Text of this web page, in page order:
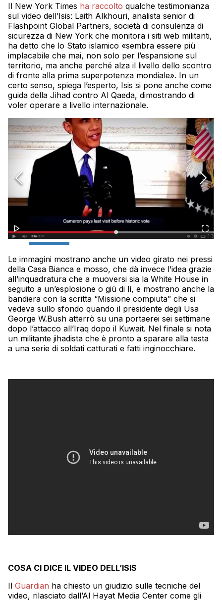
Il New York Times ha raccolto qualche testimonianza
sul video dell’Isis: Laith Alkhouri, analista senior di
Flashpoint Global Partners, società di consulenza di
sicurezza di New York che monitora i siti web militanti,
ha detto che lo Stato islamico «sembra essere più
implacabile che mai, non solo per l’espansione sul
territorio, ma anche perché alza il livello dello scontro
di fronte alla prima superpotenza mondiale». In un
certo senso, spiega l’esperto, Isis si pone anche come
guida della Jihad contro Al Qaeda, dimostrando di
voler operare a livello internazionale.
Le immagini mostrano anche un video girato nei pressi
della Casa Bianca e mosso, che dà invece l’idea grazie
all’inquadratura che a muoversi sia la White House in
seguito a un’esplosione o giù di lì, e mostrano anche la
bandiera con la scritta “Missione compiuta” che si
vedeva sullo sfondo quando il presidente degli Usa
George W.Bush atterrò su una portaerei sei settimane
dopo l’attacco all’Iraq dopo il Kuwait. Nel finale si nota
un militante jihadista che è pronto a sparare alla testa
a una serie di soldati catturati e fatti inginocchiare.
COSA CI DICE IL VIDEO DELL’ISIS
Il Guardian ha chiesto un giudizio sulle tecniche del
video, rilasciato dall’Al Hayat Media Center come gli